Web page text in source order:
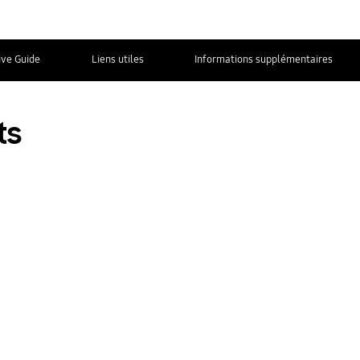
Guide Liens utiles Informations supplémentaires